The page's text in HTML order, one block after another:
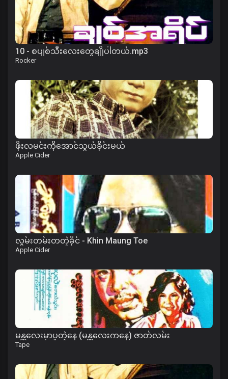
10 - စပျစ်သီးလေးတွေချိုပါတယ်.mp3
Rocker
ဖိုးလမင်းကိုအောင်သွယ်ခိုင်းမယ်
Apple Cider
လွမ်းတမ်းတတဲ့ခိုင် - Khin Maung Toe
Apple Cider
မန္တလေးမှာပူတဲ့နေ (မန္တလေးကနေ) ဇာတ်လမ်း
Tape